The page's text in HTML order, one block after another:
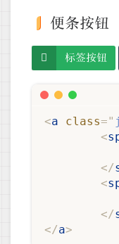
便条按钮
标签按钮
<a class="
<
</
<
</
</a>